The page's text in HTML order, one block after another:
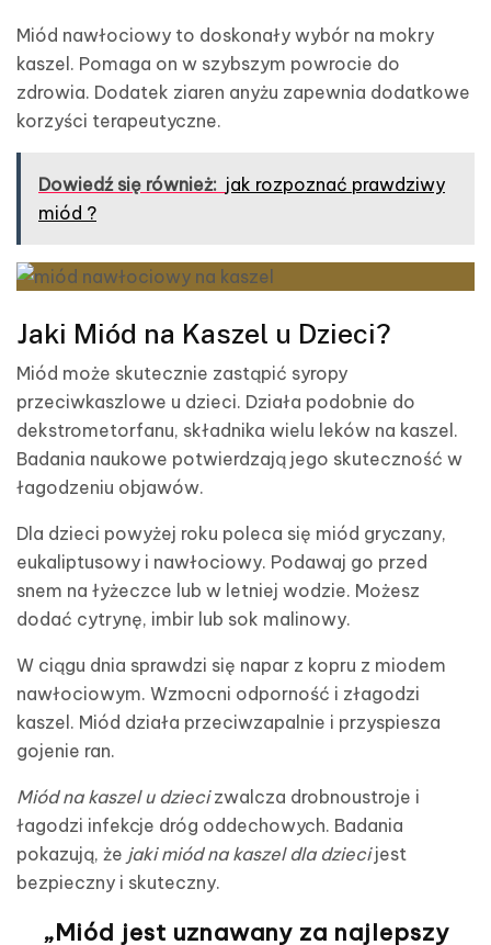
Miód nawłociowy to doskonały wybór na mokry
kaszel. Pomaga on w szybszym powrocie do
zdrowia. Dodatek ziaren anyżu zapewnia dodatkowe
korzyści terapeutyczne.
Dowiedź się również: jak rozpoznać prawdziwy
miód ?
Jaki Miód na Kaszel u Dzieci?
Miód może skutecznie zastąpić syropy
przeciwkaszlowe u dzieci. Działa podobnie do
dekstrometorfanu, składnika wielu leków na kaszel.
Badania naukowe potwierdzają jego skuteczność w
łagodzeniu objawów.
Dla dzieci powyżej roku poleca się miód gryczany,
eukaliptusowy i nawłociowy. Podawaj go przed
snem na łyżeczce lub w letniej wodzie. Możesz
dodać cytrynę, imbir lub sok malinowy.
W ciągu dnia sprawdzi się napar z kopru z miodem
nawłociowym. Wzmocni odporność i złagodzi
kaszel. Miód działa przeciwzapalnie i przyspiesza
gojenie ran.
Miód na kaszel u dziecizwalcza drobnoustroje i
łagodzi infekcje dróg oddechowych. Badania
pokazują, że jaki miód na kaszel dla dziecijest
bezpieczny i skuteczny.
„Miód jest uznawany za najlepszy